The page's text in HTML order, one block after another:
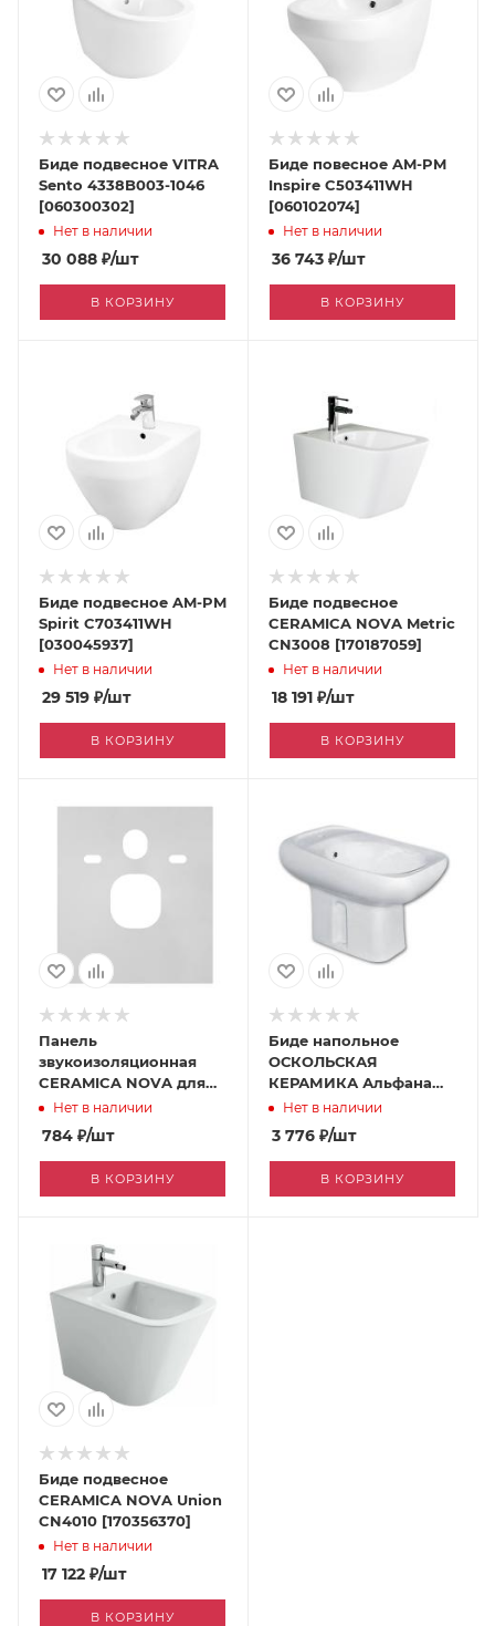
Биде подвесное VITRA
Sento 4338B003-1046
[060300302]
Нет в наличии
30 088 ₽/шт
В КОРЗИНУ
Биде повесное AM-PM
Inspire C503411WH
[060102074]
Нет в наличии
36 743 ₽/шт
В КОРЗИНУ
Биде подвесное AM-PM
Spirit C703411WH
[030045937]
Нет в наличии
29 519 ₽/шт
В КОРЗИНУ
Биде подвесное
CERAMICA NOVA Metric
CN3008 [170187059]
Нет в наличии
18 191 ₽/шт
В КОРЗИНУ
Панель
звукоизоляционная
CERAMICA NOVA для
подвесных унитазов и
биде CN121000
[170356372]
Нет в наличии
784 ₽/шт
В КОРЗИНУ
Биде напольное
ОСКОЛЬСКАЯ
КЕРАМИКА Альфана
[060457123]
Нет в наличии
3 776 ₽/шт
В КОРЗИНУ
Биде подвесное
CERAMICA NOVA Union
CN4010 [170356370]
Нет в наличии
17 122 ₽/шт
В КОРЗИНУ